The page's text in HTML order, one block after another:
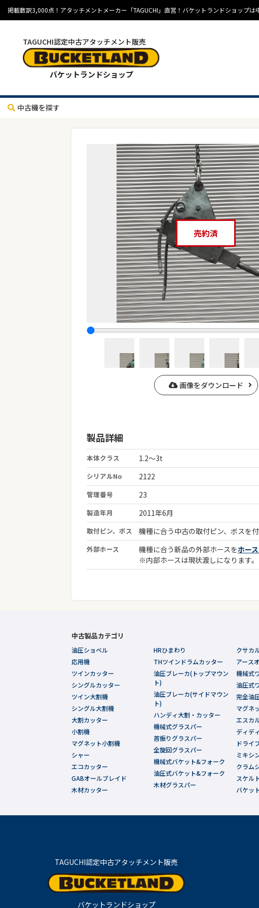
掲載数訳3,000点！アタッチメントメーカー「TAGUCHI」直営！バケットランドショップは
TAGUCHI認定中古アタッチメント販売
バケットランドショップ
中古機を探す
売約済
画像をダウンロード
製品詳細
本体クラス 1.2～3t
シリアルNo 2122
管理番号 23
製造年月 2011年6月
取付ピン、ボス 機種に合う中古の取付ピン、ボスを
外部ホース 機種に合う新品の外部ホースをホー
※内部ホースは現状渡しになります。
中古製品カテゴリ
油圧ショベル
応用機
ツインカッター
シングルカッター
ツイン大割機
シングル大割機
大割カッター
小割機
マグネット小割機
シャー
エコカッター
GABオールブレイド
木材カッター
HRひまわり
THツインドラムカッター
油圧ブレーカ(トップマウン
ト)
油圧ブレーカ(サイドマウン
ト)
ハンディ大割・カッター
機械式グラスパー
首振りグラスパー
全旋回グラスパー
機械式バケット&フォーク
油圧式バケット&フォーク
木材グラスパー
クサカ
アース
機械式
油圧式
完全油
マグネ
エスカ
ディデ
ドライ
ミキシ
クラム
スケル
バケッ
TAGUCHI認定中古アタッチメント販売
バケットランドショップ